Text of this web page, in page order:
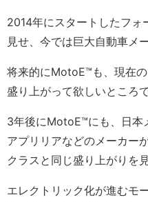
2014年にスタートしたフォ
見せ、今では巨大自動車メ
将来的にMotoE™️も、現在
盛り上がって欲しいところで
3年後にMotoE™️にも、日本
アプリリアなどのメーカー
クラスと同じ盛り上がりを
エレクトリック化が進むモ